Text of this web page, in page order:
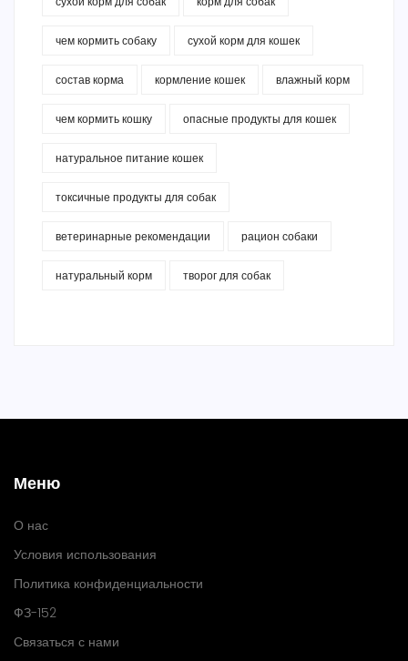
чем кормить собаку сухой корм для кошек
состав корма кормление кошек влажный корм
чем кормить кошку опасные продукты для кошек
натуральное питание кошек
токсичные продукты для собак
ветеринарные рекомендации рацион собаки
натуральный корм творог для собак
Меню
О нас
Условия использования
Политика конфиденциальности
ФЗ-152
Связаться с нами